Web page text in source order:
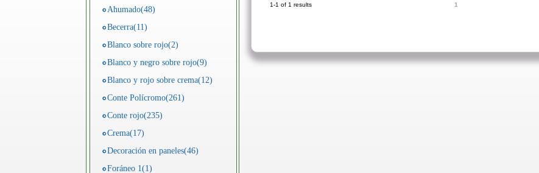
Ahumado(48)
Becerra(11)
Blanco sobre rojo(2)
Blanco y negro sobre rojo(9)
Blanco y rojo sobre crema(12)
Conte Polícromo(261)
Conte rojo(235)
Crema(17)
Decoración en paneles(46)
Foráneo 1(1)
1-1 of 1 results 1